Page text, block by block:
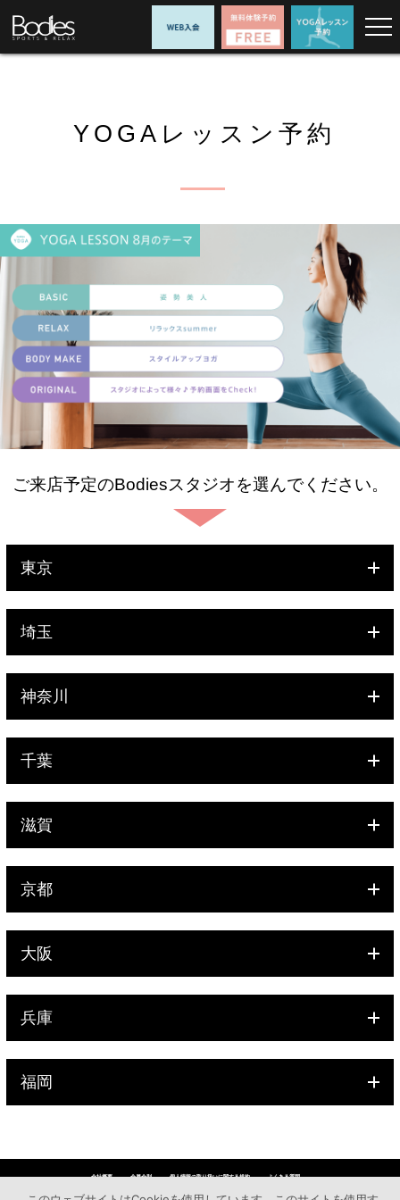
YOGAレッスン予約
ご来店予定のBodiesスタジオを選んでください。
東京
埼玉
神奈川
千葉
滋賀
京都
大阪
兵庫
福岡
会社概要 会員会則 個人情報の取り扱いに関する規約
よくある質問